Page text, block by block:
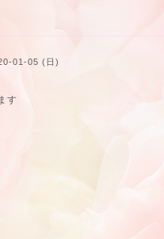
01-05 (日)
す